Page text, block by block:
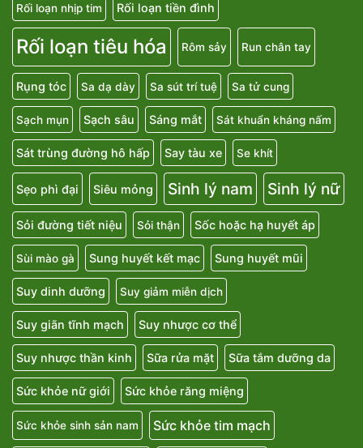
Rối loạn nhịp tim Rối loạn tiền đình
Rối loạn tiêu hóa Rôm sảy Run chân tay
Rụng tóc Sa dạ dày Sa sút trí tuệ Sa tử cung
Sạch mụn Sạch sâu Sáng mắt Sát khuẩn kháng nấm
Sát trùng đường hô hấp Say tàu xe Se khít
Sẹo phì đại Siêu mỏng Sinh lý nam Sinh lý nữ
Sỏi đường tiết niệu Sỏi thận Sốc hoặc hạ huyết áp
Sùi mào gà Sung huyết kết mạc Sung huyết mũi
Suy dinh dưỡng Suy giảm miễn dịch
Suy giãn tĩnh mạch Suy nhược cơ thể
Suy nhược thần kinh Sữa rửa mặt Sữa tắm dưỡng da
Sức khỏe nữ giới Sức khỏe răng miệng
Sức khỏe sinh sản nam Sức khỏe tim mạch